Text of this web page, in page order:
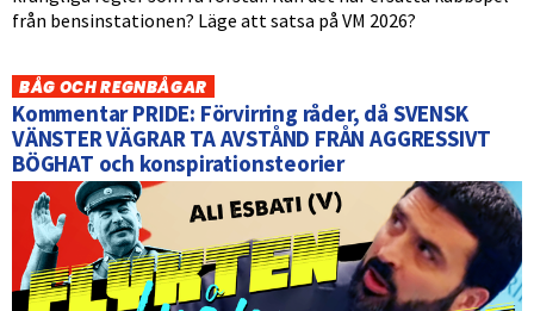
från bensinstationen? Läge att satsa på VM 2026?
BÅG OCH REGNBÅGAR
Kommentar PRIDE: Förvirring råder, då SVENSK
VÄNSTER VÄGRAR TA AVSTÅND FRÅN AGGRESSIVT
BÖGHAT och konspirationsteorier